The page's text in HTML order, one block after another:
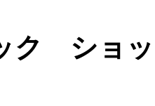
ク ショ